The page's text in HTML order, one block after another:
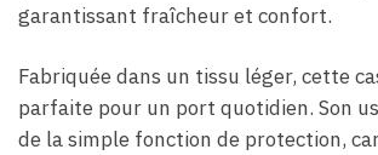
garantissant fraîcheur et confort.
Fabriquée dans un tissu léger, cette
parfaite pour un port quotidien. Son
de la simple fonction de protection,